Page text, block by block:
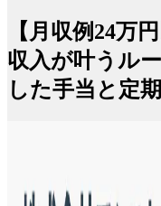
【月収例24万
収入が叶うル
した手当と定